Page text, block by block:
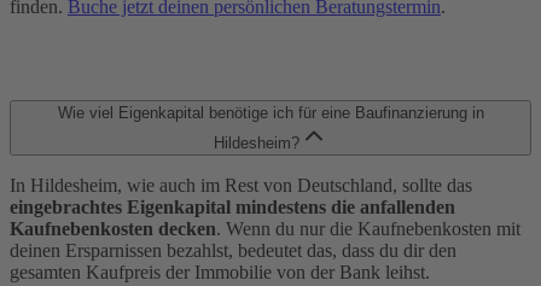
finden. Buche jetzt deinen persönlichen Beratungstermin.
Wie viel Eigenkapital benötige ich für eine Baufinanzierung in
Hildesheim?
In Hildesheim, wie auch im Rest von Deutschland, sollte das
eingebrachtes Eigenkapital mindestens die anfallenden
Kaufnebenkosten decken. Wenn du nur die Kaufnebenkosten mit
deinen Ersparnissen bezahlst, bedeutet das, dass du dir den
gesamten Kaufpreis der Immobilie von der Bank leihst.